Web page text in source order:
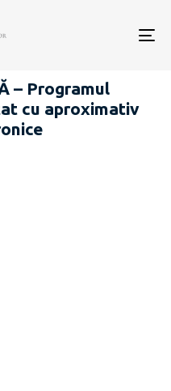
– Programul
cu aproximativ